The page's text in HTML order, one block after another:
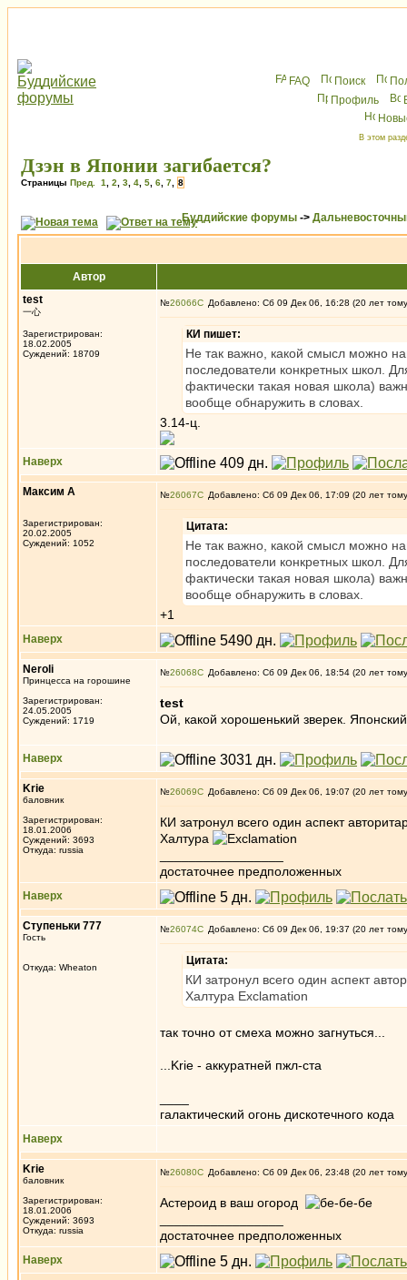
FAQ Поиск
Профиль
В этом
Дзэн в Японии загибается?
Страницы Пред. 1 2 3 4 5 6 7 8
Буддийские форумы ->
Автор
test
一心
Зарегистрирован:
18.02.2005
Суждений: 18709
№26066 Добавлено: Сб 09 Дек 06, 16:28 (20 лет
КИ пишет:
Не так важно, какой смысл можно
последователи конкретных школ.
фактически такая новая школа)
вообще обнаружить в словах.
3.14-ц.
Наверх
Максим А
Зарегистрирован:
20.02.2005
Суждений: 1052
№26067 Добавлено: Сб 09 Дек 06, 17:09 (20 лет
Цитата:
Не так важно, какой смысл можно
последователи конкретных школ.
фактически такая новая школа)
вообще обнаружить в словах.
+1
Наверх
Neroli
Принцесса на горошине
Зарегистрирован:
24.05.2005
Суждений: 1719
№26068 Добавлено: Сб 09 Дек 06, 18:54 (20 лет
test
Ой, какой хорошенький зверек.
Наверх
Krie
баловник
Зарегистрирован:
18.01.2006
Суждений: 3693
Откуда: russia
№26069 Добавлено: Сб 09 Дек 06, 19:07 (20 лет
КИ затронул всего один аспект
Халтура
достаточнее предположенных
Наверх
Ступеньки 777
Гость
Откуда: Wheaton
№26074 Добавлено: Сб 09 Дек 06, 19:37 (20 лет
Цитата:
КИ затронул всего один аспект
Халтура Exclamation
так точно от смеха можно загнуться...
...Krie - аккуратней пжл-ста
галактический огонь дискотечного кода
Наверх
Krie
баловник
Зарегистрирован:
18.01.2006
Суждений: 3693
Откуда: russia
№26080 Добавлено: Сб 09 Дек 06, 23:48 (20 лет
Астероид в ваш огород
достаточнее предположенных
Наверх